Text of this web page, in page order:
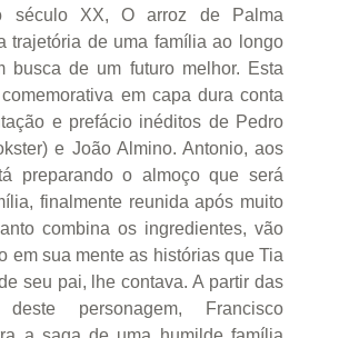
século XX, O arroz de Palma
trajetória de uma família ao longo
busca de um futuro melhor. Esta
em capa dura conta
e prefácio inéditos de Pedro
e João Almino. Antonio, aos
preparando o almoço que será
finalmente reunida após muito
combina os ingredientes, vão
em sua mente as histórias que Tia
seu pai, lhe contava. A partir das
deste personagem, Francisco